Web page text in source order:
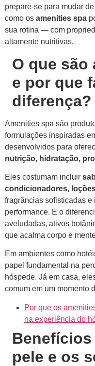
prepare-se para mudar
como os amenities spa
sua rotina — com
altamente nutritivas.
O que são
e por que
diferença?
Amenities spa são
formulações inspiradas
desenvolvidos para
nutrição, hidratação,
Eles costumam incluir
condicionadores,
fragrâncias sofisticadas
performance. E o
aveludadas, ativos
que acalma corpo e
Em ambientes como
papel fundamental na
hóspede. Já em casa,
comum em um momento
Por que os
na experiência do
Benefícios
pele e os